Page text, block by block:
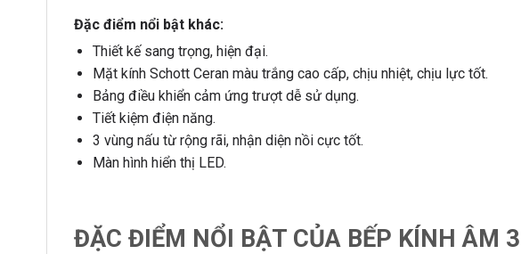
Đặc điểm nổi bật khác:
Thiết kế sang trọng, hiện đại.
Mặt kính Schott Ceran màu trắng cao cấp, chịu nhiệt, chịu lực tốt.
Bảng điều khiển cảm ứng trượt dễ sử dụng.
Tiết kiệm điện năng.
3 vùng nấu từ rộng rãi, nhận diện nồi cực tốt.
Màn hình hiển thị LED.
ĐẶC ĐIỂM NỔI BẬT CỦA BẾP KÍNH ÂM